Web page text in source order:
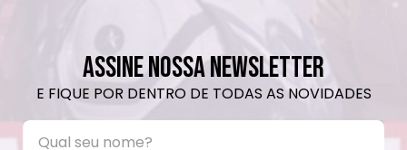
ASSINE NOSSA NEWSLETTER
E FIQUE POR DENTRO DE TODAS AS NOVIDADES